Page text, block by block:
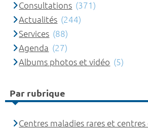
Consultations (371)
Actualités (244)
Services (88)
Agenda (27)
Albums photos et vidéo (5)
Par rubrique
Centres maladies rares et